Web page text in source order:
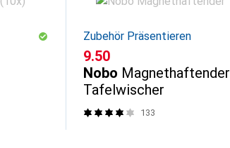
Zubehör Präsentieren
CHF
9.50
Nobo Magnethaftender
Tafelwischer
133